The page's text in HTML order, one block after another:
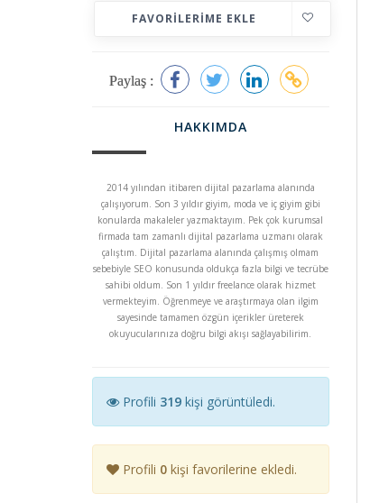
FAVORILERIME EKLE
Paylaş :
HAKKIMDA
2014 yılından itibaren dijital pazarlama alanında
çalışıyorum. Son 3 yıldır giyim, moda ve iç giyim gibi
konularda makaleler yazmaktayım. Pek çok kurumsal
firmada tam zamanlı dijital pazarlama uzmanı olarak
çalıştım. Dijital pazarlama alanında çalışmış olmam
sebebiyle SEO konusunda oldukça fazla bilgi ve tecrübe
sahibi oldum. Son 1 yıldır freelance olarak hizmet
vermekteyim. Öğrenmeye ve araştırmaya olan ilgim
sayesinde tamamen özgün içerikler üreterek
okuyucularınıza doğru bilgi akışı sağlayabilirim.
Profili 319 kişi görüntüledi.
Profili 0 kişi favorilerine ekledi.